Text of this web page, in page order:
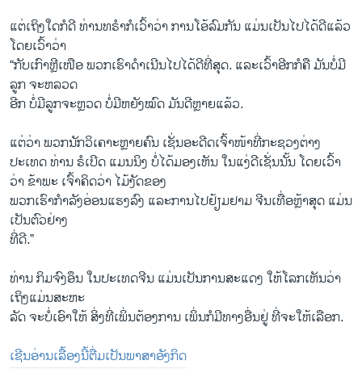
ແຕ່ເຖິງໃດກໍດີ ທ່ານທຣຳກໍເວົ້າວ່າ ການໂອ້ລົມກັນ ແມ່ນເປັນໄປໄດ້ດີແລ້ວ
ໂດຍເວົ້າວ່າ
“ກັບເກົາຫຼີເໜືອ ພວກເຮົາດຳເນີນໄປໄດ້ດີທີ່ສຸດ. ແລະເວົ້າອີກກໍຄື ມັນບໍ່ມີ
ລູກ ຈະຫລວດ
ອີກ ບໍ່ມີລູກຈະຫຼວດ ບໍ່ມີຫຍັງໝົດ ມັນດີຫຼາຍແລ້ວ.
ແຕ່ວ່າ ພວກນັກວິເຄາະຫຼາຍຄົນ ເຊັ່ນອະດີດເຈົ້າໜ້າທີ່ກະຊວງຕ່າງ
ປະເທດ ທ່ານ ຣໍເບີດ ແມນນິງ ບໍ່ໄດ້ມອງເຫັນ ໃນແງ່ດີເຊັ່ນນັ້ນ ໂດຍເວົ້າ
ວ່າ ຂ້າພະ ເຈົ້າຄິດວ່າ ໄມ້ງັດຂອງ
ພວກເຮົາກຳລັງອ່ອນແຮງລົງ ແລະການໄປຢ້ຽມຢາມ ຈີນເທື່ອຫຼ້າສຸດ ແມ່ນ
ເປັນຕົວຢ່າງ
ທີ່ດີ.”
ທ່ານ ກິມຈົງອຶນ ໃນປະເທດຈີນ ແມ່ນເປັນການສະແດງ ໃຫ້ໂລກເຫັນວ່າ
ເຖິງແມ່ນສະຫະ
ລັດ ຈະບໍ່ເອົາໃຫ້ ສິ່ງທີ່ເພິ່ນຕ້ອງການ ເພິ່ນກໍມີທາງອື່ນຢູ່ ທີ່ຈະໃຫ້ເລືອກ.
ເຊີນອ່ານເລື້ອງນີ້ຕື່ມເປັນພາສາອັງກິດ